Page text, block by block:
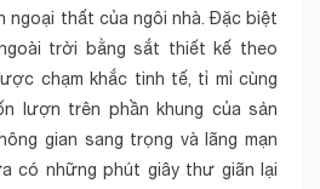
ngoại thất của ngôi nhà. Đặc biệt
trời bằng sắt thiết kế theo
chạm khắc tinh tế, tỉ mỉ cùng
lượn trên phần khung của sản
gian sang trọng và lãng mạn
có những phút giây thư giãn lại